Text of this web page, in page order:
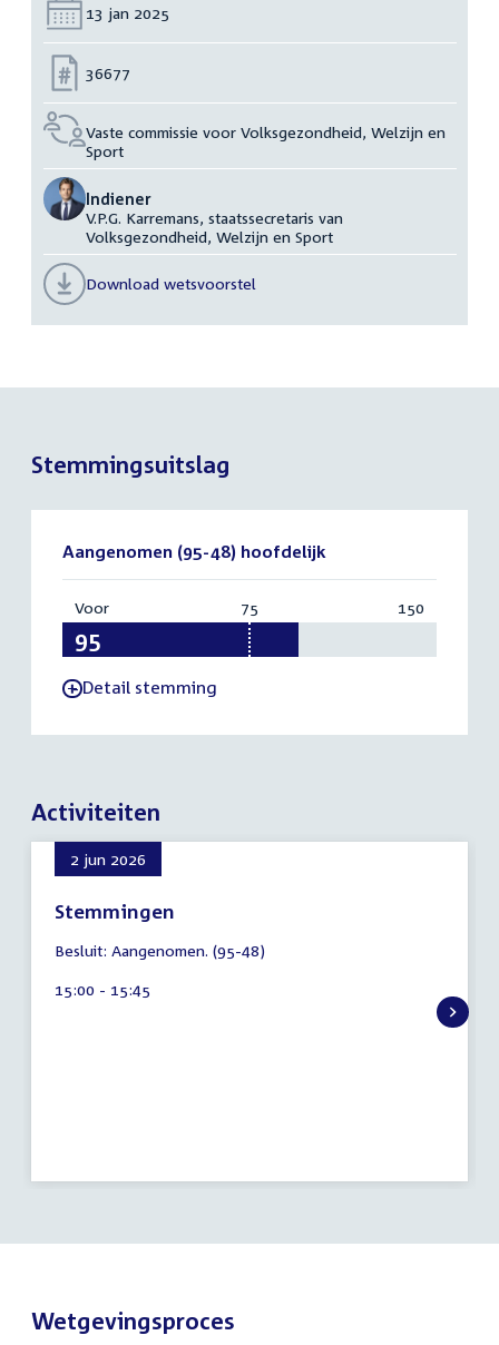
Datum:
13 jan 2025
Nummer:
36677
Vaste commissie voor Volksgezondheid, Welzijn en
Sport
Indiener
V.P.G. Karremans, staatssecretaris van
Volksgezondheid, Welzijn en Sport
Download wetsvoorstel
Stemmingsuitslag
Aangenomen (95-48) hoofdelijk
Voor:
75 150
-Detail stemming
Activiteiten
2 jun 2026
Stemmingen
augustus
2026
Besluit: Aangenomen. (95-48)
Tijd
15:00 - 15:45
Wetgevingsproces